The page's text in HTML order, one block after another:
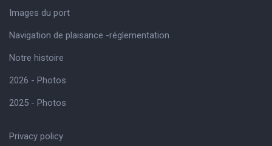
Images du port
Navigation de plaisance -réglementation
Notre histoire
2026 - Photos
2025 - Photos
Privacy policy